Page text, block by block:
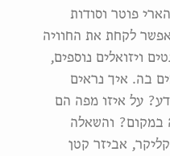
פוטר וסודות
שאפשר לקחת את החוויה
ויזואלים נוספים,
בה. איך נראים
על איזו מפה הם
במקום? והשאלה
אביזר קטן